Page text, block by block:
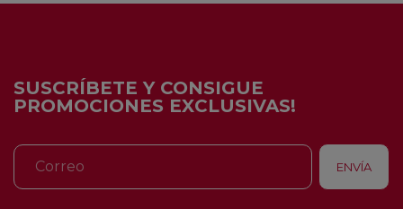
SUSCRÍBETE Y CONSIGUE
PROMOCIONES EXCLUSIVAS!